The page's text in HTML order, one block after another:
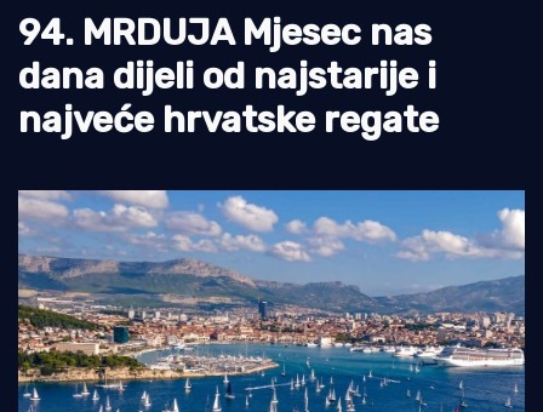
Pomorstvo
Ribolov
Ekologija
94. MRDUJA Mjesec nas
dana dijeli od najstarije i
najveće hrvatske regate